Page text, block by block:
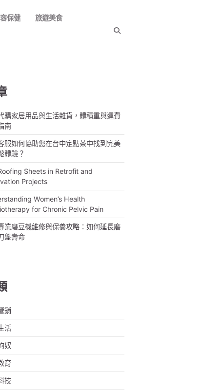
保健 旅遊美食
購家居用品與生活雜貨，體積重與運費
南
服如何協助您在台中定點茶中找到完美
體驗？
Sheets in Retrofit and
Projects
Women’s Health
for Chronic Pelvic Pain
業磨豆機維修與保養攻略：如何延長磨
盤壽命
銷
活
奴
育
技